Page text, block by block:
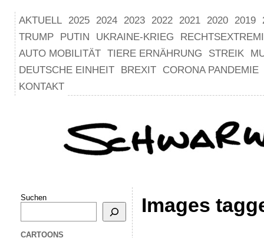
AKTUELL 2025 2024 2023 2022 2021 2020 2019
TRUMP
PUTIN UKRAINE-KRIEG
AUTO MOBILITÄT TIERE ERNÄHRUNG STREIK
DEUTSCHE EINHEIT
BREXIT
CORONA PANDEMIE
KONTAKT
Suchen
CARTOONS
Images